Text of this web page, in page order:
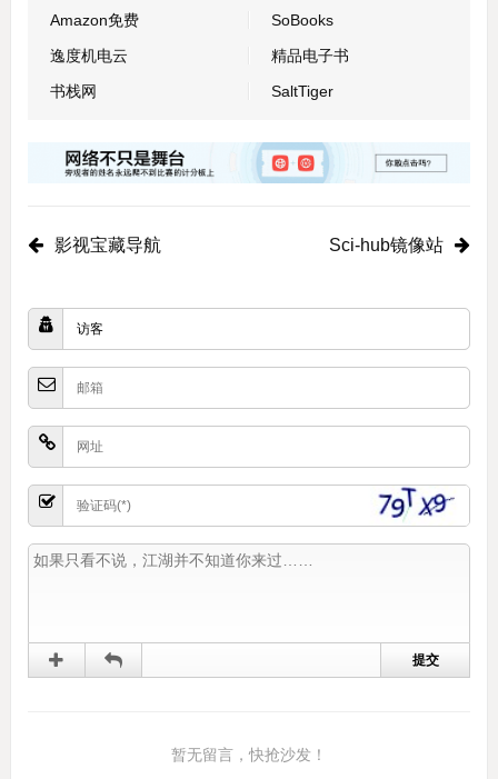
Amazon免费
SoBooks
逸度机电云
精品电子书
书栈网
SaltTiger
影视宝藏导航 Sci-hub镜像站
暂无留言，快抢沙发！